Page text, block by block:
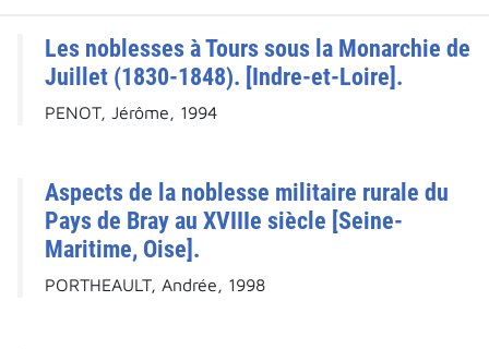
Les noblesses à Tours sous la Monarchie de
Juillet (1830-1848). [Indre-et-Loire].
PENOT, Jérôme, 1994
Aspects de la noblesse militaire rurale du
Pays de Bray au XVIIIe siècle [Seine-
Maritime, Oise].
PORTHEAULT, Andrée, 1998